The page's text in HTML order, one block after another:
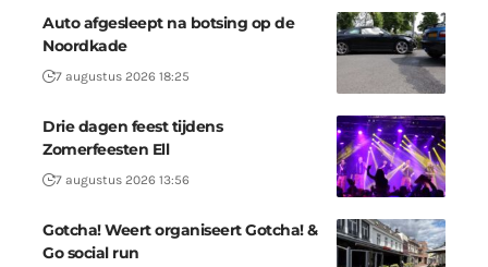
Auto afgesleept na botsing op de
Noordkade
7 augustus 2026 18:25
Drie dagen feest tijdens
Zomerfeesten Ell
7 augustus 2026 13:56
Gotcha! Weert organiseert Gotcha! &
Go social run